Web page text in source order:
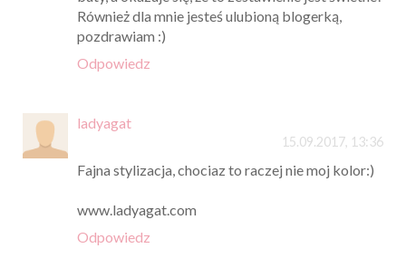
Również dla mnie jesteś ulubioną blogerką,
pozdrawiam :)
Odpowiedz
ladyagat
15.09.2017, 13:36
Fajna stylizacja, chociaz to raczej nie moj kolor:)
www.ladyagat.com
Odpowiedz